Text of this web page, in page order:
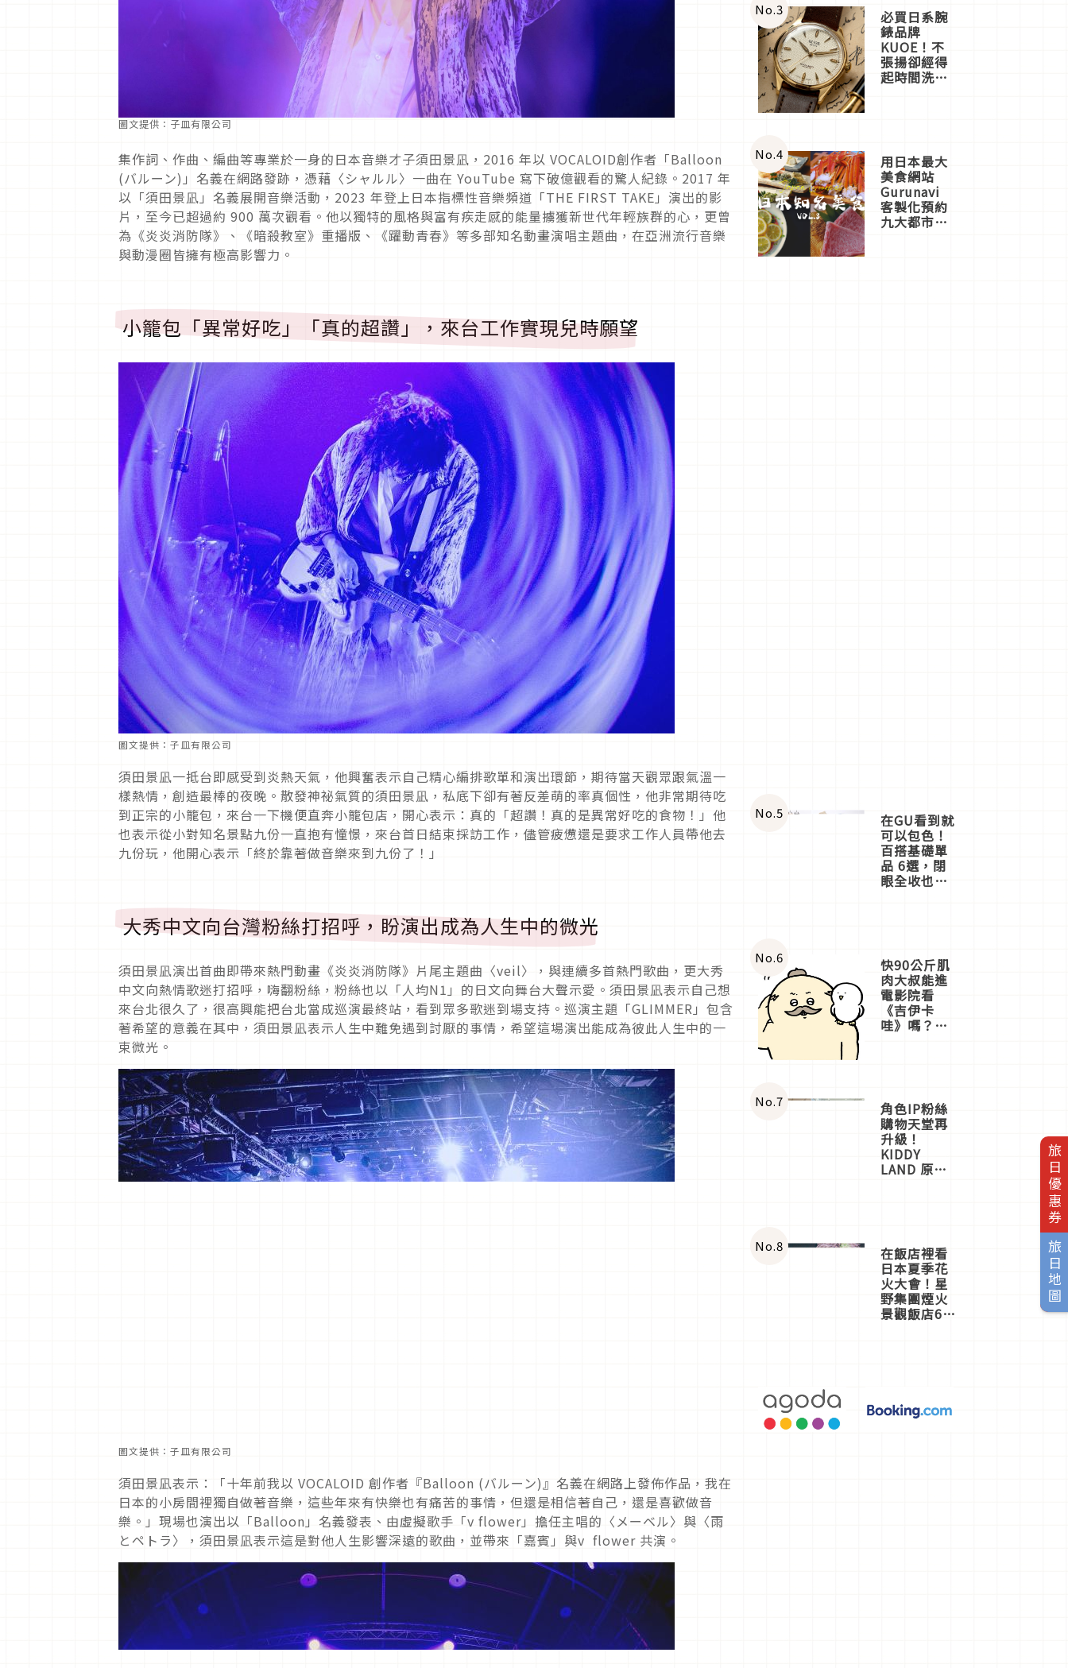
旅日優惠券
旅日地圖
圖文提供：子皿有限公司
集作詞、作曲、編曲等專業於一身的日本音樂才子須田景凪，2016 年以 VOCALOID創作者「Balloon
(バルーン)」名義在網路發跡，憑藉〈シャルル〉一曲在 YouTube 寫下破億觀看的驚人紀錄。2017 年
以「須田景凪」名義展開音樂活動，2023 年登上日本指標性音樂頻道「THE FIRST TAKE」演出的影
片，至今已超過約 900 萬次觀看。他以獨特的風格與富有疾走感的能量擄獲新世代年輕族群的心，更曾
為《炎炎消防隊》、《暗殺教室》重播版、《躍動青春》等多部知名動畫演唱主題曲，在亞洲流行音樂
與動漫圈皆擁有極高影響力。
小籠包「異常好吃」「真的超讚」，來台工作實現兒時願望
圖文提供：子皿有限公司
須田景凪一抵台即感受到炎熱天氣，他興奮表示自己精心編排歌單和演出環節，期待當天觀眾跟氣溫一
樣熱情，創造最棒的夜晚。散發神祕氣質的須田景凪，私底下卻有著反差萌的率真個性，他非常期待吃
到正宗的小籠包，來台一下機便直奔小籠包店，開心表示：真的「超讚！真的是異常好吃的食物！」他
也表示從小對知名景點九份一直抱有憧憬，來台首日結束採訪工作，儘管疲憊還是要求工作人員帶他去
九份玩，他開心表示「終於靠著做音樂來到九份了！」
大秀中文向台灣粉絲打招呼，盼演出成為人生中的微光
須田景凪演出首曲即帶來熱門動畫《炎炎消防隊》片尾主題曲〈veil〉，與連續多首熱門歌曲，更大秀
中文向熱情歌迷打招呼，嗨翻粉絲，粉絲也以「人均N1」的日文向舞台大聲示愛。須田景凪表示自己想
來台北很久了，很高興能把台北當成巡演最終站，看到眾多歌迷到場支持。巡演主題「GLIMMER」包含
著希望的意義在其中，須田景凪表示人生中難免遇到討厭的事情，希望這場演出能成為彼此人生中的一
束微光。
圖文提供：子皿有限公司
須田景凪表示：「十年前我以 VOCALOID 創作者『Balloon (バルーン)』名義在網路上發佈作品，我在
日本的小房間裡獨自做著音樂，這些年來有快樂也有痛苦的事情，但還是相信著自己，還是喜歡做音
樂。」現場也演出以「Balloon」名義發表、由虛擬歌手「v flower」擔任主唱的〈メーベル〉與〈雨
とペトラ〉，須田景凪表示這是對他人生影響深遠的歌曲，並帶來「嘉賓」與v flower 共演。
No.3 必買日系腕
錶品牌
KUOE！不
張揚卻經得
起時間洗鍊
No.4 用日本最大
美食網站
Gurunavi
客製化預約
九大都市餐
No.5 在GU看到就
可以包色！
百搭基礎單
品 6選，閉
眼全收也不
No.6 快90公斤肌
肉大叔能進
電影院看
《吉伊卡
哇》嗎？日
一同給出了
答案
No.7 角色IP粉絲
購物天堂再
升級！
KIDDY
LAND 原宿
店3分即達
No.8 在飯店裡看
日本夏季花
火大會！星
野集團煙火
景觀飯店6